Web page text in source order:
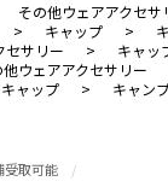
その他ウェアアクセサ
> キャップ >
セサリー > キャッ
他ウェアアクセサリー
キャップ > キャン
受取可能